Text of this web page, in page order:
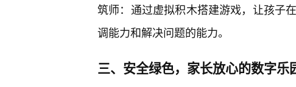
筑师：通过虚拟积木搭建游戏，让孩子
调能力和解决问题的能力。
三、安全绿色，家长放心的数字乐